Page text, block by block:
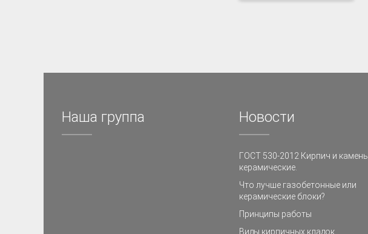
Наша группа Новости
ГОСТ 530-2012 Кирпич и камень
керамические.
Что лучше газобетонные или
керамические блоки?
Принципы работы
Виды кирпичных кладок